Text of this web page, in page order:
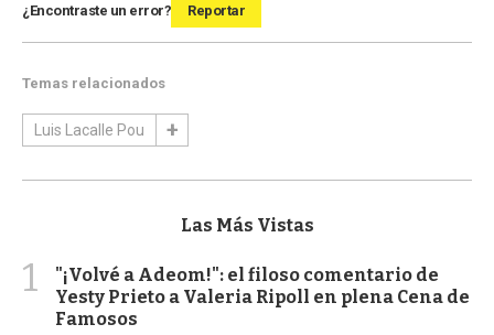
¿Encontraste un error? Reportar
Temas relacionados
Luis Lacalle Pou
Las Más Vistas
1
"¡Volvé a Adeom!": el filoso comentario de
Yesty Prieto a Valeria Ripoll en plena Cena de
Famosos